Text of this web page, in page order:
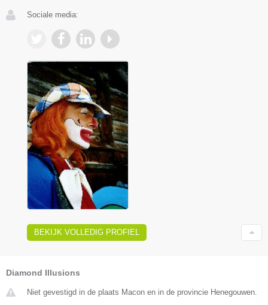
Sociale media:
BEKIJK VOLLEDIG PROFIEL
Diamond Illusions
Niet gevestigd in de plaats Macon en in de provincie Henegouwen.